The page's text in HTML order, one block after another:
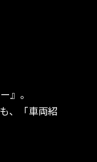
』。
、「車両紹